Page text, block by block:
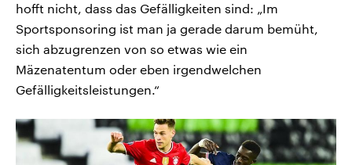
hofft nicht, dass das Gefälligkeiten sind: „Im
Sportsponsoring ist man ja gerade darum bemüht,
sich abzugrenzen von so etwas wie ein
Mäzenatentum oder eben irgendwelchen
Gefälligkeitsleistungen.“